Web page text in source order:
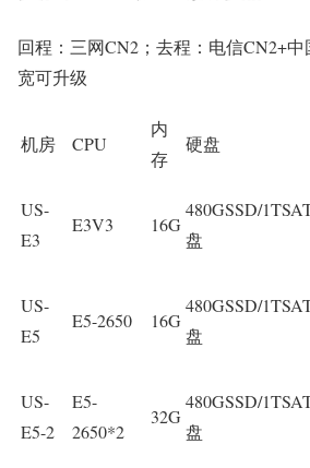
回程：三网CN2；去程：电信CN2+
宽可升级
机房 CPU
内
存
硬盘
US-
E3
E3V3 16G
480GSSD/
盘
US-
E5
E5-2650 16G
480GSSD/
盘
US-
E5-2
E5-
2650*2
32G
480GSSD/
盘